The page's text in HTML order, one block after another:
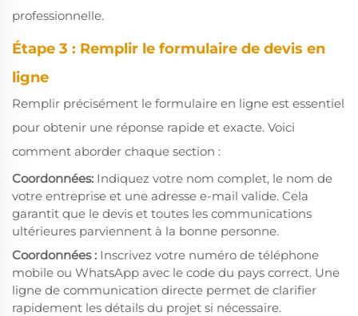
professionnelle.
Étape 3 : Remplir le formulaire de devis en
ligne
Remplir précisément le formulaire en ligne est essentiel
pour obtenir une réponse rapide et exacte. Voici
comment aborder chaque section :
Coordonnées: Indiquez votre nom complet, le nom de
votre entreprise et une adresse e-mail valide. Cela
garantit que le devis et toutes les communications
ultérieures parviennent à la bonne personne.
Coordonnées : Inscrivez votre numéro de téléphone
mobile ou WhatsApp avec le code du pays correct. Une
ligne de communication directe permet de clarifier
rapidement les détails du projet si nécessaire.